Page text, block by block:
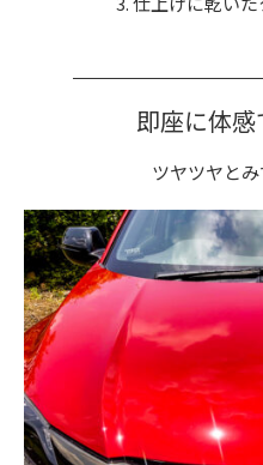
即座に体感
ツヤツヤと